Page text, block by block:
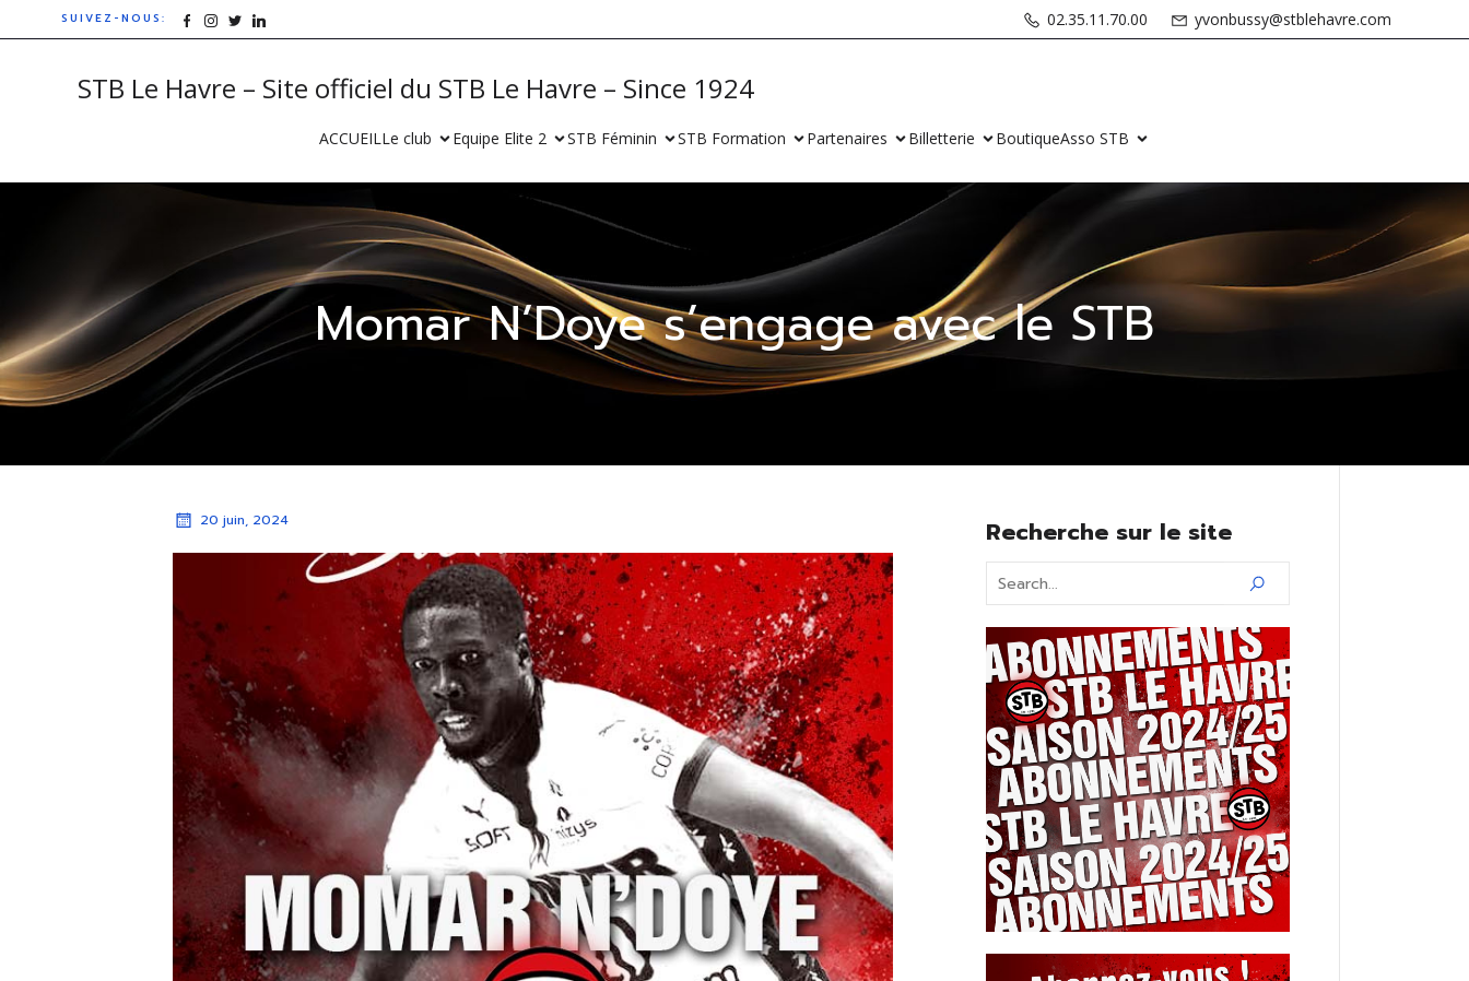
SUIVEZ-NOUS: 02.35.11.70.00 yvonbussy@stblehavre.com
STB Le Havre – Site officiel du STB Le Havre – Since 1924
ACCUEILLe club Equipe Elite 2 STB Féminin STB Formation Partenaires Billetterie BoutiqueAsso STB
Momar N’Doye s’engage avec le STB
20 juin, 2024 Recherche sur le site